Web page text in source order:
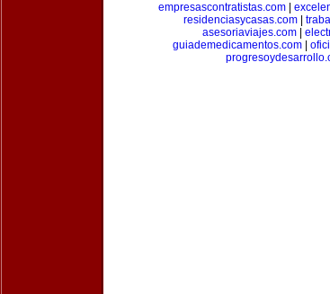
empresascontratistas.com
residenciasycasas.com|
asesoriaviajes.com|
guiademedicamentos.com|